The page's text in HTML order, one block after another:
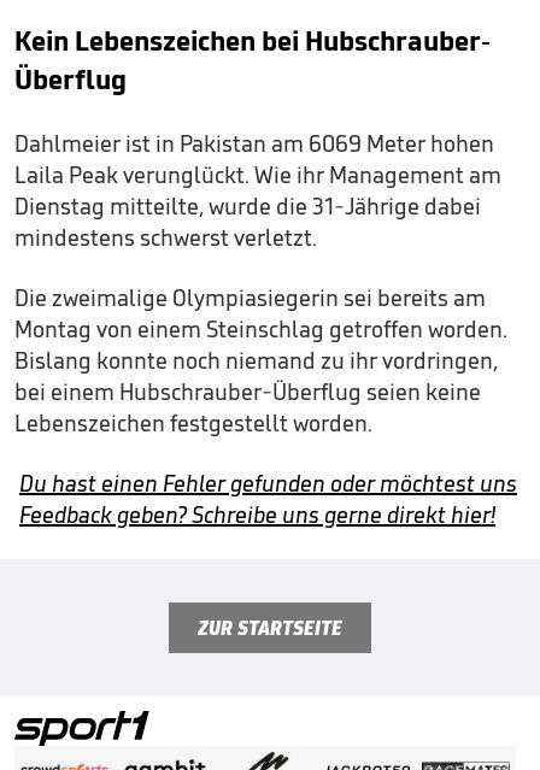
Kein Lebenszeichen bei Hubschrauber-
Überflug
Dahlmeier ist in Pakistan am 6069 Meter hohen
Laila Peak verunglückt. Wie ihr Management am
Dienstag mitteilte, wurde die 31-Jährige dabei
mindestens schwerst verletzt.
Die zweimalige Olympiasiegerin sei bereits am
Montag von einem Steinschlag getroffen worden.
Bislang konnte noch niemand zu ihr vordringen,
bei einem Hubschrauber-Überflug seien keine
Lebenszeichen festgestellt worden.
Du hast einen Fehler gefunden oder möchtest uns
Feedback geben? Schreibe uns gerne direkt hier!
ZUR STARTSEITE